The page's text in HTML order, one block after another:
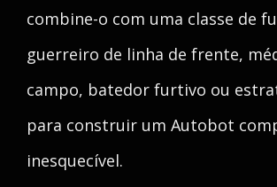
combine-o com uma classe de
guerreiro de linha de frente,
campo, batedor furtivo ou
para construir um Autobot
inesquecível.